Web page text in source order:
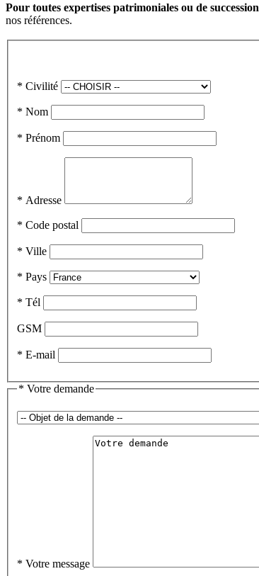
Pour toutes expertises patrimoniales ou de succession
nos références.
* Civilité
* Nom
* Prénom
* Adresse
* Code postal
* Ville
* Pays
* Tél
GSM
* E-mail
* Votre demande
* Votre message